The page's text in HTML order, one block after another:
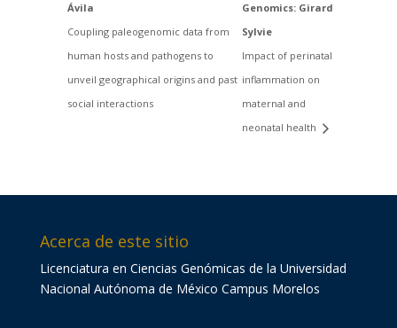
Ávila
Coupling paleogenomic data from
human hosts and pathogens to
unveil geographical origins and past
social interactions
Genomics: Girard
Sylvie
Impact of perinatal
inflammation on
maternal and
neonatal health
Acerca de este sitio
Licenciatura en Ciencias Genómicas de la Universidad
Nacional Autónoma de México Campus Morelos